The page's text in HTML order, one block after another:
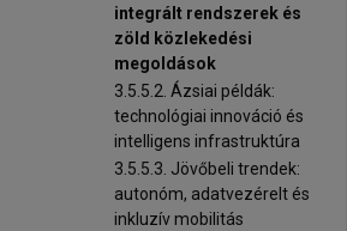
integrált rendszerek és
zöld közlekedési
megoldások
3.5.5.2. Ázsiai példák:
technológiai innováció és
intelligens infrastruktúra
3.5.5.3. Jövőbeli trendek:
autonóm, adatvezérelt és
inkluzív mobilitás